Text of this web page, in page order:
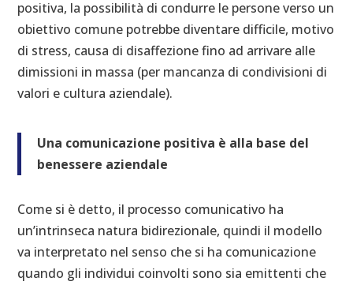
positiva, la possibilità di condurre le persone verso un
obiettivo comune potrebbe diventare difficile, motivo
di stress, causa di disaffezione fino ad arrivare alle
dimissioni in massa (per mancanza di condivisioni di
valori e cultura aziendale).
Una comunicazione positiva è alla base del
benessere aziendale
Come si è detto, il processo comunicativo ha
un’intrinseca natura bidirezionale, quindi il modello
va interpretato nel senso che si ha comunicazione
quando gli individui coinvolti sono sia emittenti che